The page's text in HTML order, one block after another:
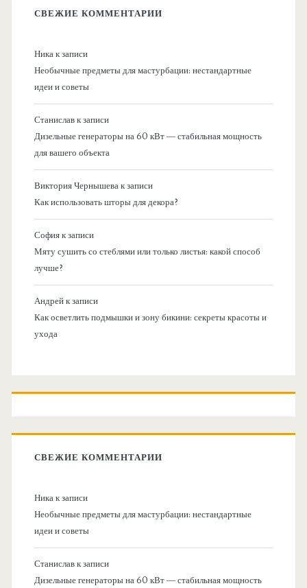
СВЕЖИЕ КОММЕНТАРИИ
Никак записи
Необычные предметы для мастурбации: нестандартные
идеи и советы
Станиславк записи
Дизельные генераторы на 60 кВт — стабильная мощность
для вашего объекта
Виктория Чернышевак записи
Как использовать шторы для декора?
Софияк записи
Мяту сушить со стеблями или только листья: какой способ
лучше?
Андрейк записи
Как осветлить подмышки и зону бикини: секреты красоты и
ухода
СВЕЖИЕ КОММЕНТАРИИ
Никак записи
Необычные предметы для мастурбации: нестандартные
идеи и советы
Станиславк записи
Дизельные генераторы на 60 кВт — стабильная мощность